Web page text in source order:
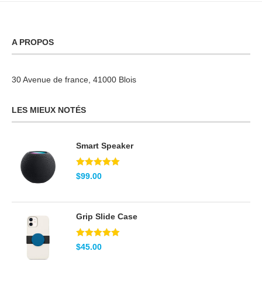
A PROPOS
30 Avenue de france, 41000 Blois
LES MIEUX NOTÉS
Smart Speaker
Note5.00
sur 5
$99.00
Grip Slide Case
Note5.00
sur 5
$45.00